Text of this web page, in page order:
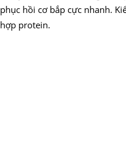
phục hồi cơ bắp cực nhanh.
hợp protein.